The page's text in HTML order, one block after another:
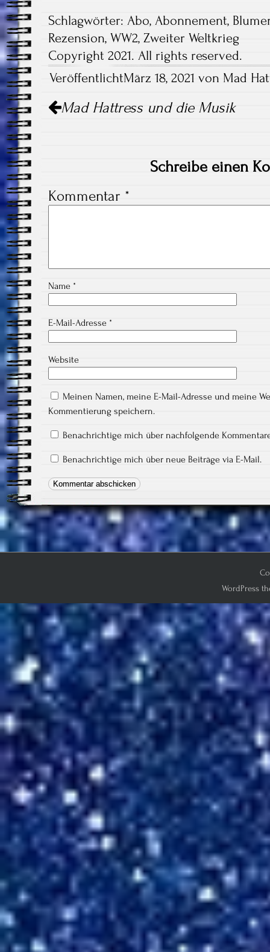
Schlagwörter: Abo, Abonnement,
Rezension, WW2, Zweiter Weltkrieg
Copyright 2021. All rights reserved.
VeröffentlichtMärz 18, 2021 von Mad
Navigation
Mad Hattress und die Musik
Schreibe einen
Kommentar *
Name *
E-Mail-Adresse *
Website
Meinen Namen, meine E-Mail-Adresse und meine
Kommentierung speichern.
Benachrichtige mich über nachfolgende
Benachrichtige mich über neue Beiträge via E-Mail.
WordPress